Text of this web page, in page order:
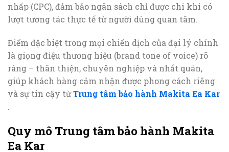
nhấp (CPC), đảm bảo ngân sách chỉ được chi khi có
lượt tương tác thực tế từ người dùng quan tâm.
Điểm đặc biệt trong mọi chiến dịch của đại lý chính
là giọng điệu thương hiệu (brand tone of voice) rõ
ràng – thân thiện, chuyên nghiệp và nhất quán,
giúp khách hàng cảm nhận được phong cách riêng
và sự tin cậy từTrung tâm bảo hành Makita Ea Kar
.
Quy mô Trung tâm bảo hành Makita
Ea Kar